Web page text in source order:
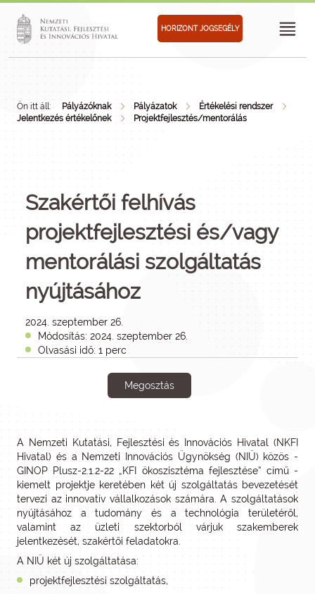
HORIZONT JOGSEGÉLY
Ön itt áll: Pályázóknak Pályázatok
Értékelési rendszer
Jelentkezés értékelőnek
Projektfejlesztés/mentorálás
Szakértői felhívás
projektfejlesztési és/vagy
mentorálási szolgáltatás
nyújtásához
2024. szeptember 26.
Módosítás: 2024. szeptember 26.
Olvasási idő: 1 perc
Megosztás
A Nemzeti Kutatási, Fejlesztési és Innovációs Hivatal (NKFI
Hivatal) és a Nemzeti Innovációs Ügynökség (NIÜ) közös -
GINOP Plusz-2.1.2-22 „KFI ökoszisztéma fejlesztése” című -
kiemelt projektje keretében két új szolgáltatás bevezetését
tervezi az innovatív vállalkozások számára. A szolgáltatások
nyújtásához a tudomány és a technológia területéről,
valamint az üzleti szektorból várjuk szakemberek
jelentkezését, szakértői feladatokra.
A NIÜ két új szolgáltatása:
projektfejlesztési szolgáltatás,